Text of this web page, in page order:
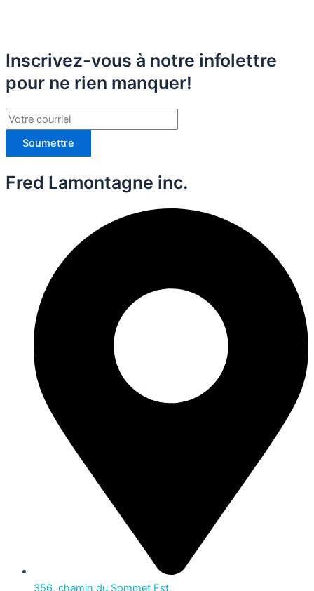
Inscrivez-vous à notre infolettre
pour ne rien manquer!
Soumettre
Fred Lamontagne inc.
356, chemin du Sommet Est,